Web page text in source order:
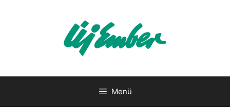
Menü